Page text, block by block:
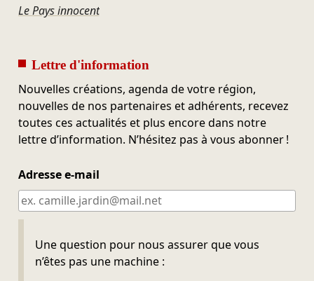
Le Pays innocent
Lettre d'information
Nouvelles créations, agenda de votre région,
nouvelles de nos partenaires et adhérents, recevez
toutes ces actualités et plus encore dans notre
lettre d’information. N’hésitez pas à vous abonner !
Adresse e-mail
Une question pour nous assurer que vous
n’êtes pas une machine :
Ne pas remplir